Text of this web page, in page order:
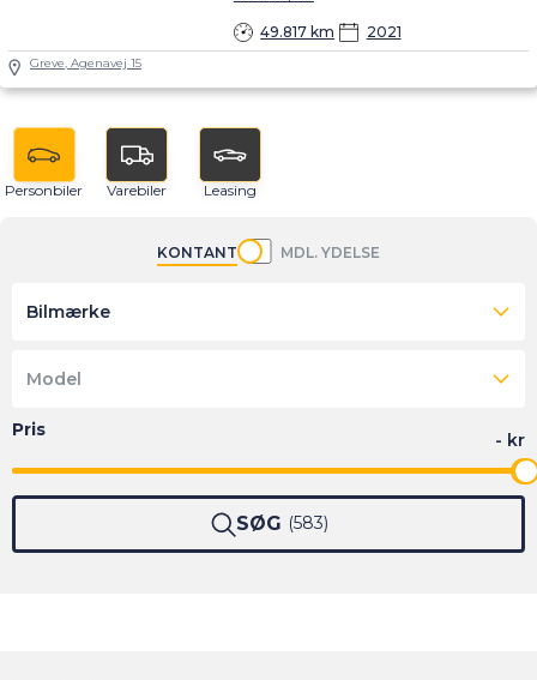
49.817 km 2021
Greve, Agenavej 15
Personbiler Varebiler Leasing
KONTANT MDL. YDELSE
Bilmærke
Model
SØG 583